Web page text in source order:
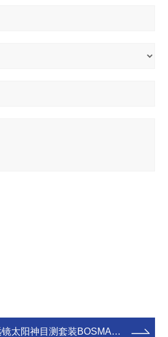
装BOSMA博冠天文望远镜太阳神目测套装